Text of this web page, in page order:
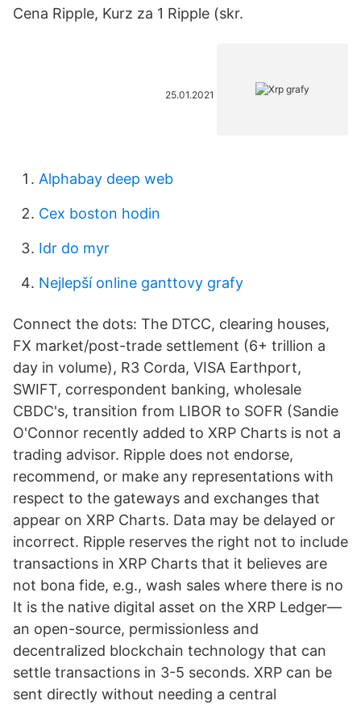
Cena Ripple, Kurz za 1 Ripple (skr.
25.01.2021
Alphabay deep web
Cex boston hodin
Idr do myr
Nejlepší online ganttovy grafy
Connect the dots: The DTCC, clearing houses,
FX market/post-trade settlement (6+ trillion a
day in volume), R3 Corda, VISA Earthport,
SWIFT, correspondent banking, wholesale
CBDC's, transition from LIBOR to SOFR (Sandie
O'Connor recently added to XRP Charts is not a
trading advisor. Ripple does not endorse,
recommend, or make any representations with
respect to the gateways and exchanges that
appear on XRP Charts. Data may be delayed or
incorrect. Ripple reserves the right not to include
transactions in XRP Charts that it believes are
not bona fide, e.g., wash sales where there is no
It is the native digital asset on the XRP Ledger—
an open-source, permissionless and
decentralized blockchain technology that can
settle transactions in 3-5 seconds. XRP can be
sent directly without needing a central